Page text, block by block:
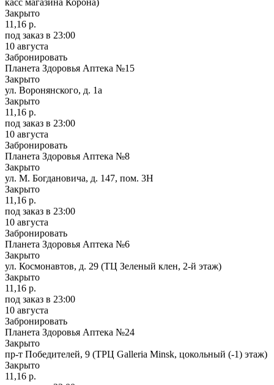
Закрыто
11,16 р.
под заказ в 23:00
10 августа
Забронировать
Планета Здоровья Аптека №15
Закрыто
ул. Воронянского, д. 1а
Закрыто
11,16 р.
под заказ в 23:00
10 августа
Забронировать
Планета Здоровья Аптека №8
Закрыто
ул. М. Богдановича, д. 147, пом. 3Н
Закрыто
11,16 р.
под заказ в 23:00
10 августа
Забронировать
Планета Здоровья Аптека №6
Закрыто
ул. Космонавтов, д. 29 (ТЦ Зеленый клен, 2-й этаж)
Закрыто
11,16 р.
под заказ в 23:00
10 августа
Забронировать
Планета Здоровья Аптека №24
Закрыто
пр-т Победителей, 9 (ТРЦ Galleria Minsk, цокольный (-1) этаж)
Закрыто
11,16 р.